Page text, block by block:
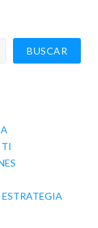
BUSCAR
TI